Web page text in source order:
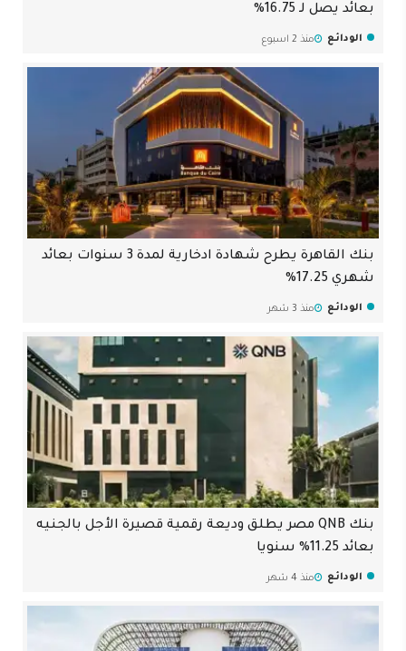
بعائد يصل لـ 16.75%
الودائع منذ 2 اسبوع
بنك القاهرة يطرح شهادة ادخارية لمدة 3 سنوات بعائد
شهري 17.25%
الودائع منذ 3 شهر
بنك QNB مصر يطلق وديعة رقمية قصيرة الأجل بالجنيه
بعائد 11.25% سنويا
الودائع منذ 4 شهر